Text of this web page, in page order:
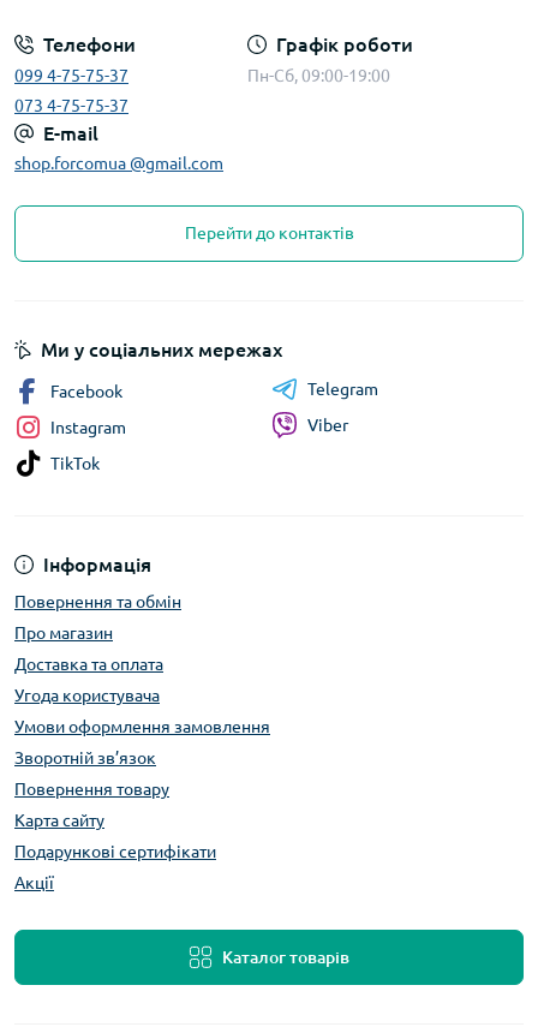
Телефони
099 4-75-75-37
073 4-75-75-37
Графік роботи
Пн-Сб, 09:00-19:00
E-mail
shop.forcomua @gmail.com
Перейти до контактів
Інформація
Повернення та обмін
Про магазин
Доставка та оплата
Угода користувача
Умови оформлення замовлення
Зворотній зв’язок
Повернення товару
Карта сайту
Подарункові сертифікати
Акції
Каталог товарів
Ми у соціальних мережах
Facebook
Instagram
TikTok
Telegram
Viber